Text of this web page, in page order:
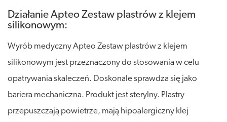
Działanie Apteo Zestaw plastrów z klejem
silikonowym:
Wyrób medyczny Apteo Zestaw plastrów z klejem
silikonowym jest przeznaczony do stosowania w celu
opatrywania skaleczeń. Doskonale sprawdza się jako
bariera mechaniczna. Produkt jest sterylny. Plastry
przepuszczają powietrze, mają hipoalergiczny klej